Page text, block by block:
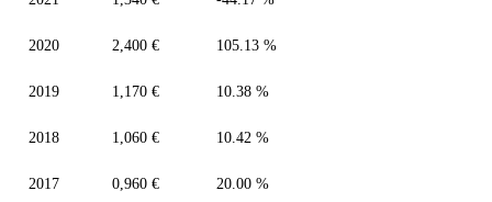
2020 2,400 € 105.13 %
2019 1,170 € 10.38 %
2018 1,060 € 10.42 %
2017 0,960 € 20.00 %